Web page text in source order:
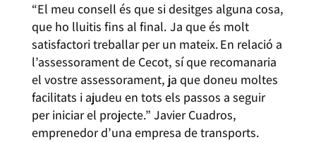
“El meu consell és que si desitges alguna cosa,
que ho lluitis fins al final. Ja que és molt
satisfactori treballar per un mateix. En relació a
l’assessorament de Cecot, sí que recomanaria
el vostre assessorament, ja que doneu moltes
facilitats i ajudeu en tots els passos a seguir
per iniciar el projecte.” Javier Cuadros,
emprenedor d’una empresa de transports.